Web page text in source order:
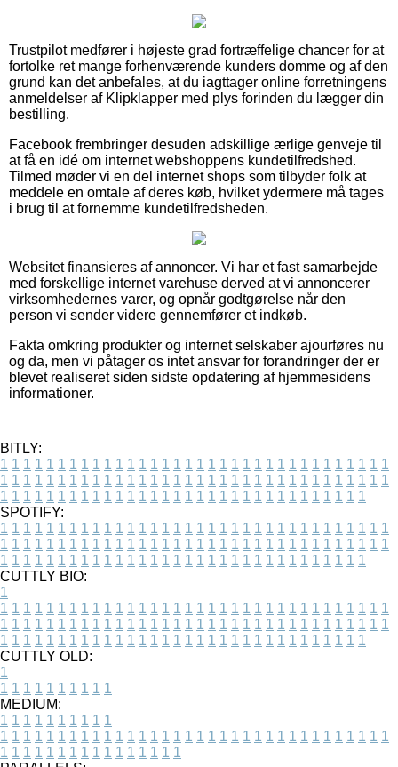
Trustpilot medfører i højeste grad fortræffelige chancer for at
fortolke ret mange forhenværende kunders domme og af den
grund kan det anbefales, at du iagttager online forretningens
anmeldelser af Klipklapper med plys forinden du lægger din
bestilling.
Facebook frembringer desuden adskillige ærlige genveje til
at få en idé om internet webshoppens kundetilfredshed.
Tilmed møder vi en del internet shops som tilbyder folk at
meddele en omtale af deres køb, hvilket ydermere må tages
i brug til at fornemme kundetilfredsheden.
Websitet finansieres af annoncer. Vi har et fast samarbejde
med forskellige internet varehuse derved at vi annoncerer
virksomhedernes varer, og opnår godtgørelse når den
person vi sender videre gennemfører et indkøb.
Fakta omkring produkter og internet selskaber ajourføres nu
og da, men vi påtager os intet ansvar for forandringer der er
blevet realiseret siden sidste opdatering af hjemmesidens
informationer.
BITLY:
1 1 1 1 1 1 1 1 1 1 1 1 1 1 1 1 1 1 1 1 1 1 1 1 1 1 1 1 1 1 1 1 1 1
1 1 1 1 1 1 1 1 1 1 1 1 1 1 1 1 1 1 1 1 1 1 1 1 1 1 1 1 1 1 1 1 1 1
1 1 1 1 1 1 1 1 1 1 1 1 1 1 1 1 1 1 1 1 1 1 1 1 1 1 1 1 1 1 1 1
SPOTIFY:
1 1 1 1 1 1 1 1 1 1 1 1 1 1 1 1 1 1 1 1 1 1 1 1 1 1 1 1 1 1 1 1 1 1
1 1 1 1 1 1 1 1 1 1 1 1 1 1 1 1 1 1 1 1 1 1 1 1 1 1 1 1 1 1 1 1 1 1
1 1 1 1 1 1 1 1 1 1 1 1 1 1 1 1 1 1 1 1 1 1 1 1 1 1 1 1 1 1 1 1
CUTTLY BIO:
1
1 1 1 1 1 1 1 1 1 1 1 1 1 1 1 1 1 1 1 1 1 1 1 1 1 1 1 1 1 1 1 1 1 1
1 1 1 1 1 1 1 1 1 1 1 1 1 1 1 1 1 1 1 1 1 1 1 1 1 1 1 1 1 1 1 1 1 1
1 1 1 1 1 1 1 1 1 1 1 1 1 1 1 1 1 1 1 1 1 1 1 1 1 1 1 1 1 1 1 1
CUTTLY OLD:
1
1 1 1 1 1 1 1 1 1 1
MEDIUM:
1 1 1 1 1 1 1 1 1 1
1 1 1 1 1 1 1 1 1 1 1 1 1 1 1 1 1 1 1 1 1 1 1 1 1 1 1 1 1 1 1 1 1 1
1 1 1 1 1 1 1 1 1 1 1 1 1 1 1 1